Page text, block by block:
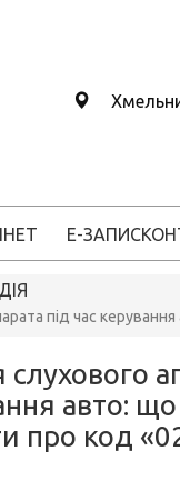
Е-ЗАПИС
під час
авто: що
про код